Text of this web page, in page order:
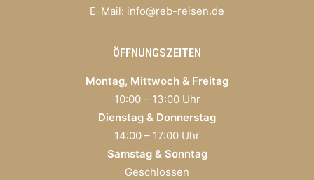
E-Mail: info@reb-reisen.de
ÖFFNUNGSZEITEN
Montag, Mittwoch & Freitag
10:00 – 13:00 Uhr
Dienstag & Donnerstag
14:00 – 17:00 Uhr
Samstag & Sonntag
Geschlossen